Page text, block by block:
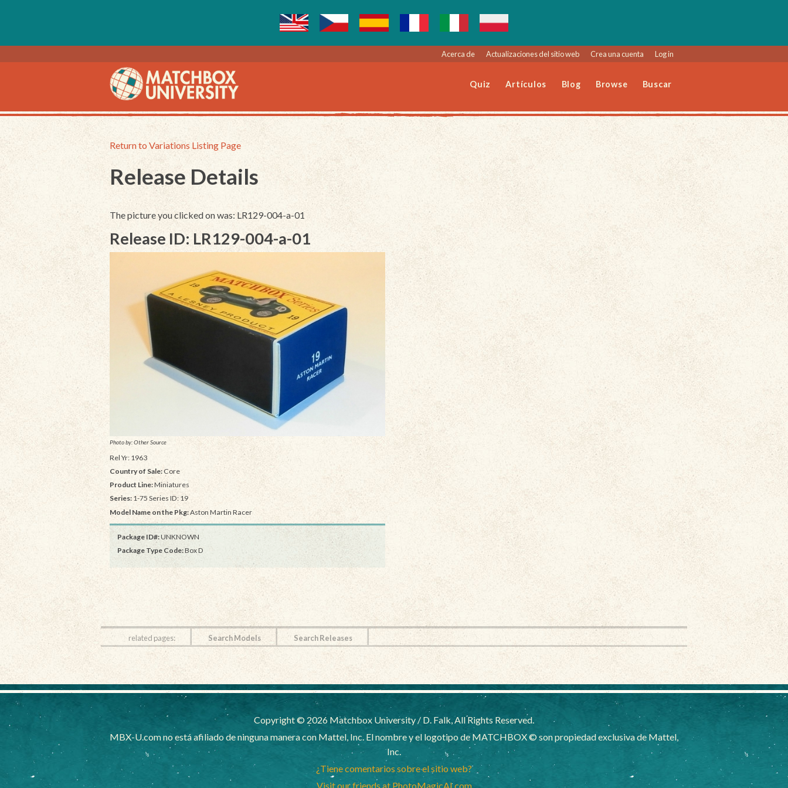
Acerca de Actualizaciones del sitio web Crea una cuenta Log in
Quiz Artículos Blog Browse Buscar
Return to Variations Listing Page
Release Details
The picture you clicked on was: LR129-004-a-01
Release ID: LR129-004-a-01
Photo by: Other Source
Rel Yr: 1963
Country of Sale:Core
Product Line:Miniatures
Series: 1-75 Series ID: 19
Model Name on the Pkg:Aston Martin Racer
Package ID#:UNKNOWN
Package Type Code:Box D
related pages: Search Models Search Releases
Copyright © 2026 Matchbox University / D. Falk, All Rights Reserved.
MBX-U.com no está afiliado de ninguna manera con Mattel, Inc. El nombre y el logotipo de MATCHBOX © son propiedad exclusiva de Mattel,
Inc.
¿Tiene comentarios sobre el sitio web?
Visit our friends at PhotoMagicAI.com